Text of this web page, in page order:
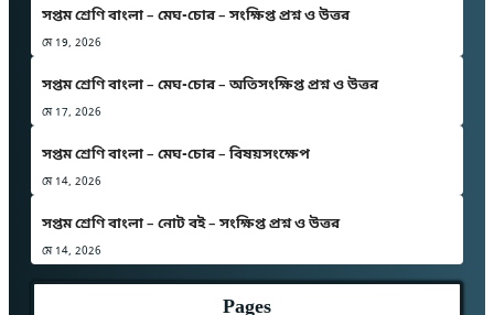
সপ্তম শ্রেণি বাংলা – মেঘ-চোর – সংক্ষিপ্ত প্রশ্ন ও উত্তর
মে 19, 2026
সপ্তম শ্রেণি বাংলা – মেঘ-চোর – অতিসংক্ষিপ্ত প্রশ্ন ও উত্তর
মে 17, 2026
সপ্তম শ্রেণি বাংলা – মেঘ-চোর – বিষয়সংক্ষেপ
মে 14, 2026
সপ্তম শ্রেণি বাংলা – নোট বই – সংক্ষিপ্ত প্রশ্ন ও উত্তর
মে 14, 2026
Pages